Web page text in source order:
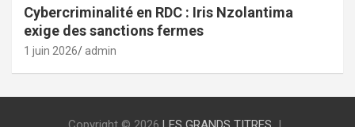
Cybercriminalité en RDC : Iris Nzolantima
exige des sanctions fermes
1 juin 2026 admin